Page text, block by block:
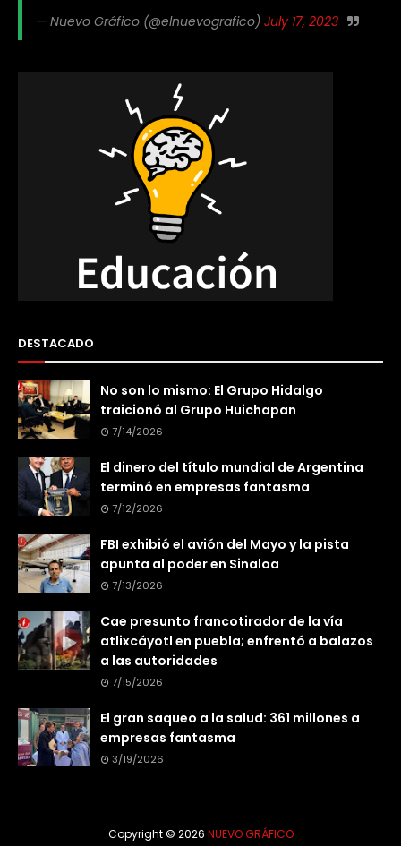
— Nuevo Gráfico (@elnuevografico) July 17, 2023
DESTACADO
No son lo mismo: El Grupo Hidalgo
traicionó al Grupo Huichapan
7/14/2026
El dinero del título mundial de Argentina
terminó en empresas fantasma
7/12/2026
FBI exhibió el avión del Mayo y la pista
apunta al poder en Sinaloa
7/13/2026
Cae presunto francotirador de la vía
atlixcáyotl en puebla; enfrentó a balazos
a las autoridades
7/15/2026
El gran saqueo a la salud: 361 millones a
empresas fantasma
3/19/2026
Copyright © 2026 NUEVO GRÁFICO